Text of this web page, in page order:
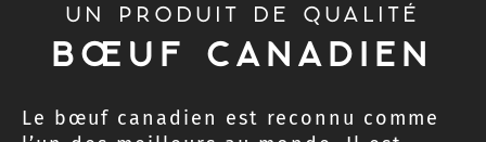
UN PRODUIT DE QUALITÉ
BŒUF CANADIEN
Le bœuf canadien est reconnu comme